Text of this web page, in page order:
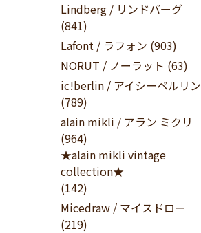
Lindberg / リンドバーグ
(841)
Lafont / ラフォン (903)
NORUT / ノーラット (63)
ic!berlin / アイシーベルリン
(789)
alain mikli / アラン ミクリ
(964)
★alain mikli vintage
collection★
(142)
Micedraw / マイスドロー
(219)